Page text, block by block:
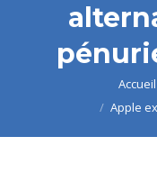
Accueil
Apple